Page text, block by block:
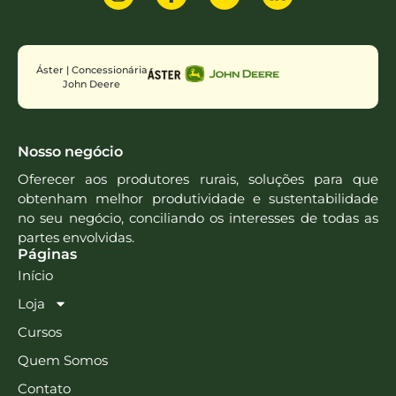
Áster | Concessionária
John Deere
Nosso negócio
Oferecer aos produtores rurais, soluções para que
obtenham melhor produtividade e sustentabilidade
no seu negócio, conciliando os interesses de todas as
partes envolvidas.
Páginas
Início
Loja
Cursos
Quem Somos
Contato